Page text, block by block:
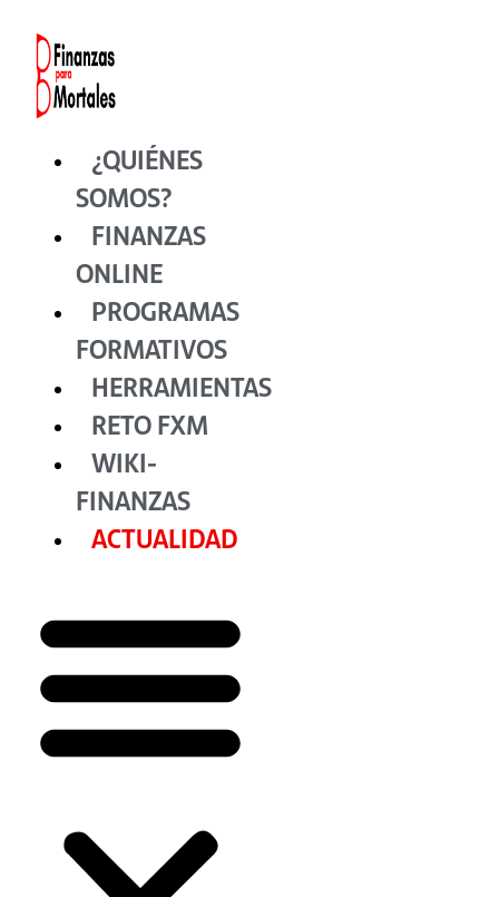
contenido
¿QUIÉNES
SOMOS?
FINANZAS
ONLINE
PROGRAMAS
FORMATIVOS
HERRAMIENTAS
RETO FXM
WIKI-
FINANZAS
ACTUALIDAD